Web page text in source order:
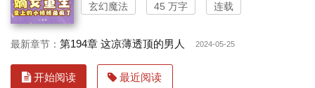
玄幻魔法 45 万字 连载
最新章节： 第194章 这凉薄透顶的男人 2024-05-25
开始阅读 最近阅读